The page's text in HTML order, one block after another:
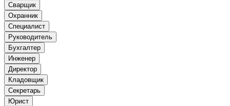
Сварщик
Охранник
Специалист
Руководитель
Бухгалтер
Инженер
Директор
Кладовщик
Секретарь
Юрист